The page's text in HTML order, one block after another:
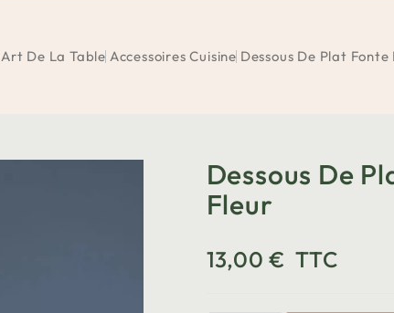
Art De La Table Accessoires Cuisine Dessous De Plat
Dessous De
Fleur
13,00 € TTC